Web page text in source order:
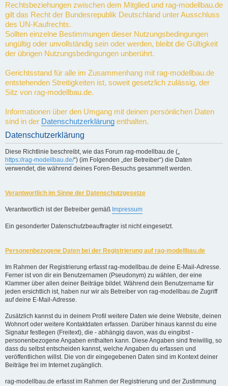
Rechtsbeziehungen zwischen dem Mitglied und rag-modellbau.de
gilt das Recht der Bundesrepublik Deutschland unter Ausschluss
des UN-Kaufrechts.
Sollten einzelne Bestimmungen dieser Nutzungsbedingungen
ungültig oder unvollständig sein oder werden, bleibt die Gültigkeit
der übrigen Nutzungsbedingungen unberührt.
Gerichtsstand für alle im Zusammenhang mit rag-modellbau.de
entstehenden Streitigkeiten ist, soweit gesetzlich zulässig, der
Sitz von rag-modellbau.de.
Informationen über den Umgang mit deinen persönlichen Daten
sind in der Datenschutzerklärung enthalten.
Datenschutzerklärung
Diese Richtlinie beschreibt, wie das Forum rag-modellbau.de („
https://rag-modellbau.de/“) (im Folgenden „der Betreiber“) die Daten
verwendet, die während deines Foren-Besuchs gesammelt werden.
Verantwortlich im Sinne der Datenschutzgesetze
Verantwortlich ist der Betreiber gemäß Impressum
Ein gesonderter Datenschutzbeauftragter ist nicht eingesetzt.
Personenbezogene Daten bei der Registrierung auf rag-modellbau.de
Im Rahmen der Registrierung erfasst rag-modellbau.de deine E-Mail-Adresse.
Ferner ist von dir ein Benutzernamen (Pseudonym) zu wählen, der eine
Klammer über allen deiner Beiträge bildet. Während dein Benutzername für
jeden ersichtlich ist, haben nur wir als Betreiber von rag-modellbau.de Zugriff
auf deine E-Mail-Adresse.
Zusätzlich kannst du in deinem Profil weitere Daten wie deine Website, deinen
Wohnort oder weitere Kontaktdaten erfassen. Darüber hinaus kannst du eine
Signatur festlegen (Freitext), die - abhängig davon, was du eingibst -
personenbezogene Angaben enthalten kann. Diese Angaben sind freiwillig, so
dass du selbst entscheiden kannst, welche Angaben du erfassen und
veröffentlichen willst. Die von dir eingegebenen Daten sind im Kontext deiner
Beiträge frei im Internet zugänglich.
rag-modellbau.de erfasst im Rahmen der Registrierung und der Zustimmung